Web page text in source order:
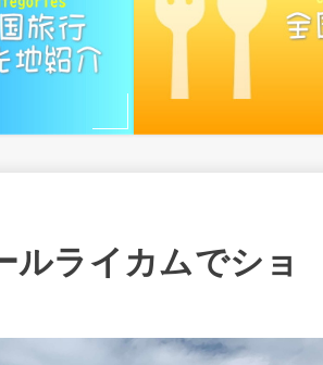
ルライカムでショ